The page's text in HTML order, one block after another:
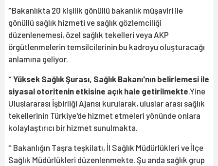
*Bakanlıkta 20 kişilik gönüllü bakanlık müşaviri ile
gönüllü sağlık hizmeti ve sağlık gözlemciliği
düzenlenemesi, özel sağlık tekelleri veya AKP
örgütlenmelerin temsilcilerinin bu kadroyu oluşturacağı
anlamına geliyor.
*Yüksek Sağlık Şurası, Sağlık Bakanı'nın belirlemesi ile
siyasal otoritenin etkisine açık hale getirilmekte .Yine
Uluslararası İşbirliği Ajansı kurularak, uluslar arası sağlık
tekellerinin Türkiye'de hizmet etmeleri yönünde onlara
kolaylaştırıcı bir hizmet sunulmakta.
* Bakanlığın Taşra teşkilatı, İl Sağlık Müdürlükleri ve İlçe
Sağlık Müdürlükleri düzenlenmekte. Şu anda sağlık grup